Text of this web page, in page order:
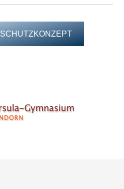
SCHUTZKONZEPT